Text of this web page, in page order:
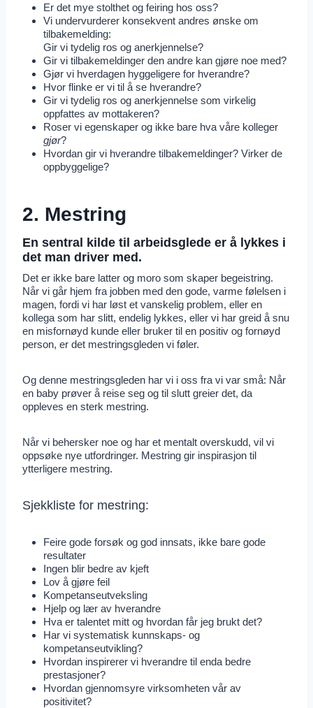
Er det mye stolthet og feiring hos oss?
Vi undervurderer konsekvent andres ønske om
tilbakemelding:
Gir vi tydelig ros og anerkjennelse?
Gir vi tilbakemeldinger den andre kan gjøre noe med?
Gjør vi hverdagen hyggeligere for hverandre?
Hvor flinke er vi til å se hverandre?
Gir vi tydelig ros og anerkjennelse som virkelig
oppfattes av mottakeren?
Roser vi egenskaper og ikke bare hva våre kolleger
gjør?
Hvordan gir vi hverandre tilbakemeldinger? Virker de
oppbyggelige?
2. Mestring
En sentral kilde til arbeidsglede er å lykkes i
det man driver med.
Det er ikke bare latter og moro som skaper begeistring.
Når vi går hjem fra jobben med den gode, varme følelsen i
magen, fordi vi har løst et vanskelig problem, eller en
kollega som har slitt, endelig lykkes, eller vi har greid å snu
en misfornøyd kunde eller bruker til en positiv og fornøyd
person, er det mestringsgleden vi føler.
Og denne mestringsgleden har vi i oss fra vi var små: Når
en baby prøver å reise seg og til slutt greier det, da
oppleves en sterk mestring.
Når vi behersker noe og har et mentalt overskudd, vil vi
oppsøke nye utfordringer. Mestring gir inspirasjon til
ytterligere mestring.
Sjekkliste for mestring:
Feire gode forsøk og god innsats, ikke bare gode
resultater
Ingen blir bedre av kjeft
Lov å gjøre feil
Kompetanseutveksling
Hjelp og lær av hverandre
Hva er talentet mitt og hvordan får jeg brukt det?
Har vi systematisk kunnskaps- og
kompetanseutvikling?
Hvordan inspirerer vi hverandre til enda bedre
prestasjoner?
Hvordan gjennomsyre virksomheten vår av
positivitet?